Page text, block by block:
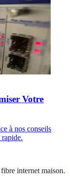
Votre
à nos conseils
fibre internet maison.